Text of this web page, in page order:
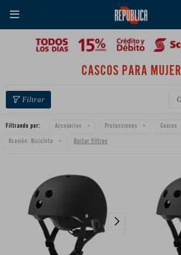

CASCOS PARA MUJER
Filtrando por: Accesorios Protecciones
Cascos
Ocasión: Bicicleta Quitar filtros